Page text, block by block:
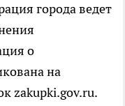
города ведет
о
на
zakupki.gov.ru.